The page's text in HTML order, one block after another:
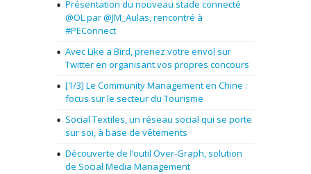
Présentation du nouveau stade connecté
@OL par @JM_Aulas, rencontré à
#PEConnect
Avec Like a Bird, prenez votre envol sur
Twitter en organisant vos propres concours
[1/3] Le Community Management en Chine :
focus sur le secteur du Tourisme
Social Textiles, un réseau social qui se porte
sur soi, à base de vêtements
Découverte de l’outil Over-Graph, solution
de Social Media Management